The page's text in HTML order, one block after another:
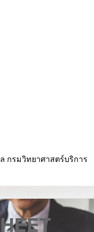
กรมวิทยาศาสตร์บริการ